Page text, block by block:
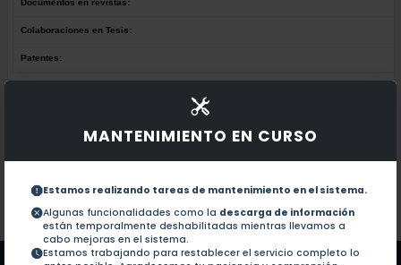
MANTENIMIENTO EN CURSO
Estamos realizando tareas de mantenimiento en el sistema.
Algunas funcionalidades como la descarga de información
están temporalmente deshabilitadas mientras llevamos a
cabo mejoras en el sistema.
Estamos trabajando para restablecer el servicio completo lo
Documentos en revistas:
Colaboraciones en Tesis:
Patentes:
No hay obras de este autor.
Documentos en revistas:
Colaboraciones en Tesis:
Patentes: No hay patentes de este autor.